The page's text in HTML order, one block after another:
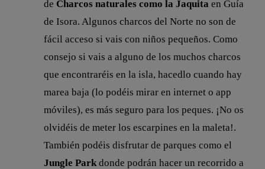
de Charcos naturales como la Jaquita en Guía
de Isora. Algunos charcos del Norte no son de
fácil acceso si vais con niños pequeños. Como
consejo si vais a alguno de los muchos charcos
que encontraréis en la isla, hacedlo cuando hay
marea baja (lo podéis mirar en internet o app
móviles), es más seguro para los peques. ¡No os
olvidéis de meter los escarpines en la maleta!.
También podéis disfrutar de parques como el
Jungle Parkdonde podrán hacer un recorrido a